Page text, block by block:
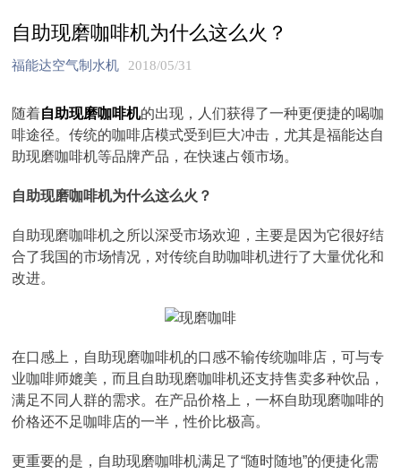
自助现磨咖啡机为什么这么火？
福能达空气制水机 2018/05/31
随着自助现磨咖啡机的出现，人们获得了一种更便捷的喝咖
啡途径。传统的咖啡店模式受到巨大冲击，尤其是福能达自
助现磨咖啡机等品牌产品，在快速占领市场。
自助现磨咖啡机为什么这么火？
自助现磨咖啡机之所以深受市场欢迎，主要是因为它很好结
合了我国的市场情况，对传统自助咖啡机进行了大量优化和
改进。
在口感上，自助现磨咖啡机的口感不输传统咖啡店，可与专
业咖啡师媲美，而且自助现磨咖啡机还支持售卖多种饮品，
满足不同人群的需求。在产品价格上，一杯自助现磨咖啡的
价格还不足咖啡店的一半，性价比极高。
更重要的是，自助现磨咖啡机满足了“随时随地”的便捷化需